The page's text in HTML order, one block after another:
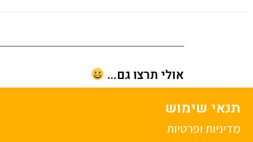
אולי תרצו גם...
תנאי שימוש
מדיניות ופרטיות